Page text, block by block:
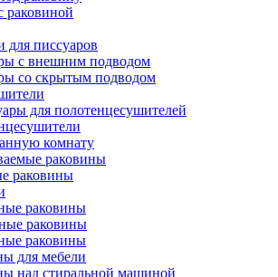
раковиной
писсуаров
с внешним подводом
со скрытым подводом
для полотенцесушителей
комнату
раковины
раковины
раковины
раковины
раковины
для мебели
над стиральной машиной